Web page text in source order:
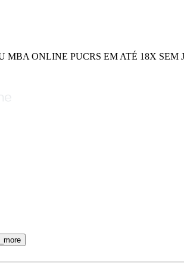
MBA ONLINE PUCRS EM ATÉ 18X SEM